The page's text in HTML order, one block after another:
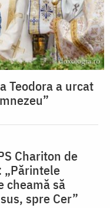
Teodora a urcat
Chariton de
„Părintele
cheamă să
spre Cer”